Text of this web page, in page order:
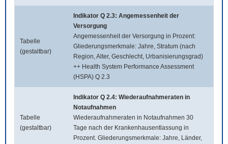
Tabelle
(gestaltbar)
Indikator Q 2.3: Angemessenheit der
Versorgung
Angemessenheit der Versorgung in Prozent:
Gliederungsmerkmale: Jahre, Stratum (nach
Region, Alter, Geschlecht, Urbanisierungsgrad)
++ Health System Performance Assessment
(HSPA) Q 2.3
Tabelle
(gestaltbar)
Indikator Q 2.4: Wiederaufnahmeraten in
Notaufnahmen
Wiederaufnahmeraten in Notaufnahmen 30
Tage nach der Krankenhausentlassung in
Prozent. Gliederungsmerkmale: Jahre, Länder,